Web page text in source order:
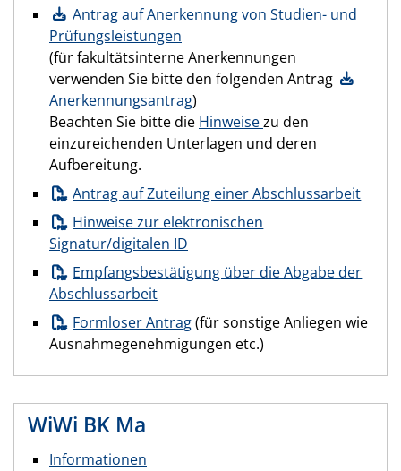
Antrag auf Anerkennung von Studien- und
Prüfungsleistungen
(für fakultätsinterne Anerkennungen
verwenden Sie bitte den folgenden Antrag
Anerkennungsantrag)
Beachten Sie bitte die Hinweisezu den
einzureichenden Unterlagen und deren
Aufbereitung.
Antrag auf Zuteilung einer Abschlussarbeit
Hinweise zur elektronischen
Signatur/digitalen ID
Empfangsbestätigung über die Abgabe der
Abschlussarbeit
Formloser Antrag(für sonstige Anliegen wie
Ausnahmegenehmigungen etc.)
WiWi BK Ma
Informationen